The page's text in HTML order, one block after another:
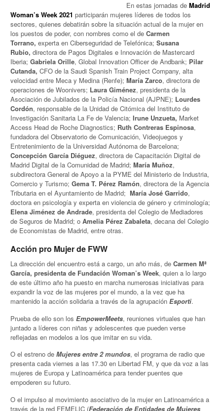
En estas jornadas deMadrid
Woman’s Week 2021 participarán mujeres líderes de todos los
sectores, quienes debatirán sobre la situación actual de la mujer en
los puestos de poder, con nombres como el deCarmen
Torrano,experta en Ciberseguridad de Telefónica;Susana
Rubio,directora de Pagos Digitales e Innovación de Mastercard
Iberia;Gabriela Orille,Global Innovation Officer de Andbank; Pilar
Cutanda,CFO de la Saudi Spanish Train Project Company, alta
velocidad entre Meca y Medina (Renfe);María Zarco,directora de
operaciones de Woonivers; Laura Giménez, presidenta de la
Asociación de Jubilados de la Policía Nacional (AJPNE); Lourdes
Cordón, responsable de la Unidad de Citómica del Instituto de
Investigación Sanitaria La Fe de Valencia;Irune Unzueta, Market
Access Head de Roche Diagnostics; Ruth Contreras Espinosa,
fundadora del Observatorio de Comunicación, Videojuegos y
Entretenimiento de la Universidad Autónoma de Barcelona;
Concepción García Diéguez, directora de Capacitación Digital de
Madrid Digital de la Comunidad de Madrid;María Muñoz,
subdirectora General de Apoyo a la PYME del Ministerio de Industria,
Comercio y Turismo;Gema T. Pérez Ramón, directora de la Agencia
Tributaria en el Ayuntamiento de Madrid;María José Garrido,
doctora en psicología y experta en violencia de género y criminología;
Elena Jiménez de Andrade, presidenta del Colegio de Mediadores
de Seguros de Madrid; o Amelia Pérez Zabaleta, decana del Colegio
de Economistas de Madrid, entre otras.
Acción pro Mujer de FWW
La dirección del encuentro está a cargo, un año más, deCarmen Mª
García, presidenta de Fundación Woman’s Week, quien a lo largo
de este último año ha puesto en marcha numerosas iniciativas para
expandir la voz de las mujeres por el mundo, a la vez que ha
mantenido la acción solidaria a través de la agrupaciónEsporti.
Prueba de ello son losEmpowerMeets, reuniones virtuales que han
juntado a líderes con niñas y adolescentes que pueden verse
reflejadas en modelos a los que imitar en su vida.
O el estreno deMujeres entre 2 mundos, el programa de radio que
presenta cada viernes a las 17.30 en Libertad FM, y que da voz a las
mujeres de Europa y Latinoamérica para tender puentes que
empoderen su futuro.
O el impulso al movimiento asociativo de la mujer en Latinoamérica a
través de la red FEMELIC (Federación de Entidades de Mujeres